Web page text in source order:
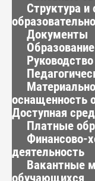
Структура и
Документы
Образование
Руководство
оснащенность
Доступная
Платные
Финансово-
деятельность
Вакантные
обучающихся